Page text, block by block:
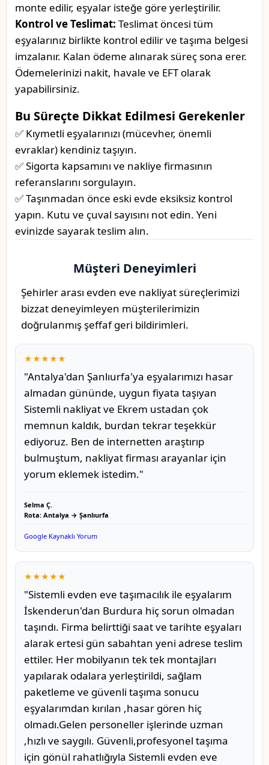
monte edilir, eşyalar isteğe göre yerleştirilir.
Kontrol ve Teslimat: Teslimat öncesi tüm
eşyalarınız birlikte kontrol edilir ve taşıma belgesi
imzalanır. Kalan ödeme alınarak süreç sona erer.
Ödemelerinizi nakit, havale ve EFT olarak
yapabilirsiniz.
Bu Süreçte Dikkat Edilmesi Gerekenler
✅ Kıymetli eşyalarınızı (mücevher, önemli
evraklar) kendiniz taşıyın.
✅ Sigorta kapsamını ve nakliye firmasının
referanslarını sorgulayın.
✅ Taşınmadan önce eski evde eksiksiz kontrol
yapın. Kutu ve çuval sayısını not edin. Yeni
evinizde sayarak teslim alın.
Müşteri Deneyimleri
Şehirler arası evden eve nakliyat süreçlerimizi
bizzat deneyimleyen müşterilerimizin
doğrulanmış şeffaf geri bildirimleri.
★★★★★
"Antalya'dan Şanlıurfa'ya eşyalarımızı hasar
almadan gününde, uygun fiyata taşıyan
Sistemli nakliyat ve Ekrem ustadan çok
memnun kaldık, burdan tekrar teşekkür
ediyoruz. Ben de internetten araştırıp
bulmuştum, nakliyat firması arayanlar için
yorum eklemek istedim."
Selma Ç.
Rota: Antalya → Şanlıurfa
Google Kaynaklı Yorum
★★★★★
"Sistemli evden eve taşımacılık ile eşyalarım
İskenderun'dan Burdura hiç sorun olmadan
taşındı. Firma belirttiği saat ve tarihte eşyaları
alarak ertesi gün sabahtan yeni adrese teslim
ettiler. Her mobilyanın tek tek montajları
yapılarak odalara yerleştirildi, sağlam
paketleme ve güvenli taşıma sonucu
eşyalarımdan kırılan ,hasar gören hiç
olmadı.Gelen personeller işlerinde uzman
,hızlı ve saygılı. Güvenli,profesyonel taşıma
için gönül rahatlığıyla Sistemli evden eve